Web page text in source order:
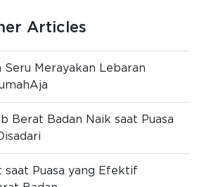
Articles
Seru Merayakan Lebaran
Berat Badan Naik saat Puasa
saat Puasa yang Efektif